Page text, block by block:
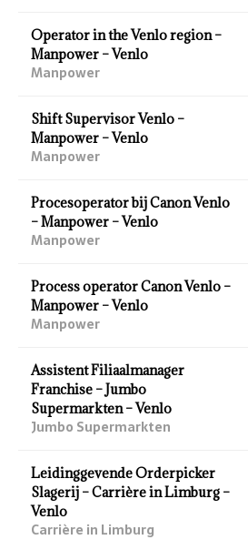
Operator in the Venlo region –
Manpower – Venlo
Manpower
Shift Supervisor Venlo –
Manpower – Venlo
Manpower
Procesoperator bij Canon Venlo
– Manpower – Venlo
Manpower
Process operator Canon Venlo –
Manpower – Venlo
Manpower
Assistent Filiaalmanager
Franchise – Jumbo
Supermarkten – Venlo
Jumbo Supermarkten
Leidinggevende Orderpicker
Slagerij – Carrière in Limburg –
Venlo
Carrière in Limburg